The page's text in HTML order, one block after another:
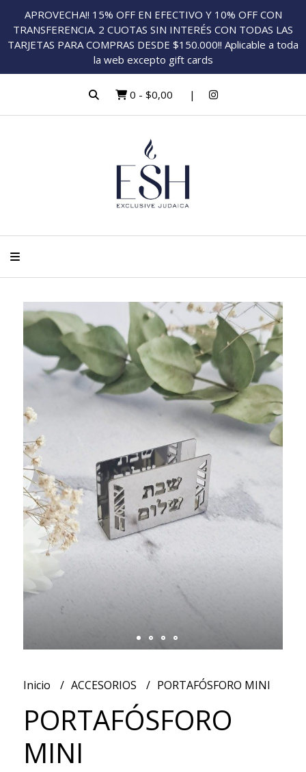
APROVECHA!! 15% OFF EN EFECTIVO Y 10% OFF CON
TRANSFERENCIA. 2 CUOTAS SIN INTERÉS CON TODAS LAS
TARJETAS PARA COMPRAS DESDE $150.000!! Aplicable a toda
la web excepto gift cards
0 - $0,00
Inicio ACCESORIOS PORTAFÓSFORO MINI
PORTAFÓSFORO
MINI